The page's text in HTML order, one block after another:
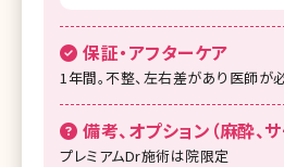
保証・アフターケア
1年間。不整、左右差があり医師が
備考、オプション（麻酔、
プレミアムDr施術は院限定